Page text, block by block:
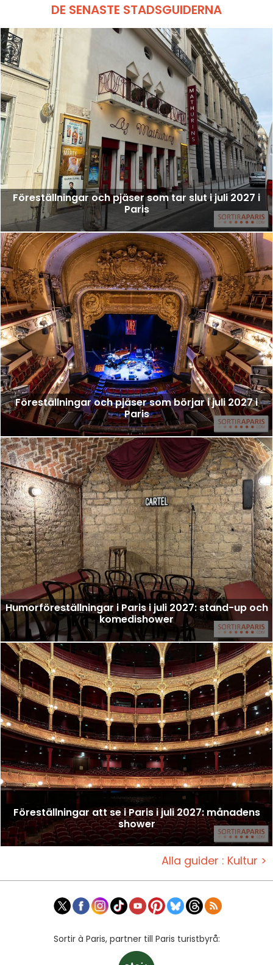
DE SENASTE STADSGUIDERNA
Föreställningar och pjäser som tar slut i juli 2027 i
Paris
Föreställningar och pjäser som börjar i juli 2027 i
Paris
Humorföreställningar i Paris i juli 2027: stand-up och
komedishower
Föreställningar att se i Paris i juli 2027: månadens
shower
Alla guider : Kultur >
Sortir à Paris, partner till Paris turistbyrå: